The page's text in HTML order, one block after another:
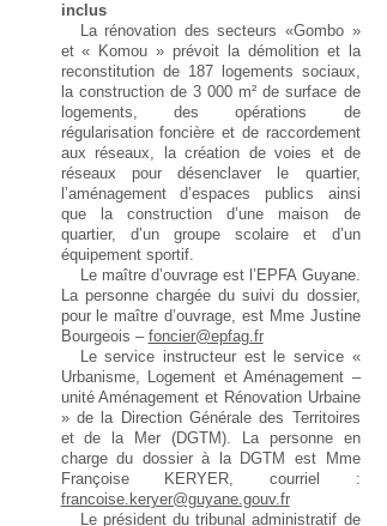
inclus
La rénovation des secteurs «Gombo »
et « Komou » prévoit la démolition et la
reconstitution de 187 logements sociaux,
la construction de 3 000 m² de surface de
logements, des opérations de
régularisation foncière et de raccordement
aux réseaux, la création de voies et de
réseaux pour désenclaver le quartier,
l’aménagement d’espaces publics ainsi
que la construction d’une maison de
quartier, d’un groupe scolaire et d’un
équipement sportif.
Le maître d’ouvrage est l’EPFA Guyane.
La personne chargée du suivi du dossier,
pour le maître d’ouvrage, est Mme Justine
Bourgeois – foncier@epfag.fr
Le service instructeur est le service «
Urbanisme, Logement et Aménagement –
unité Aménagement et Rénovation Urbaine
» de la Direction Générale des Territoires
et de la Mer (DGTM). La personne en
charge du dossier à la DGTM est Mme
Françoise KERYER, courriel :
francoise.keryer@guyane.gouv.fr
Le président du tribunal administratif de